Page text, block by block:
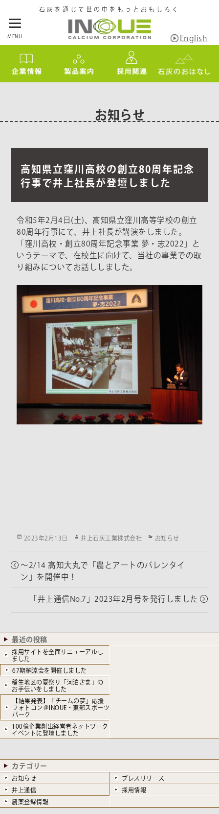
石灰を通じて世の中をもっとおもしろく
English
MENU
お知らせ
高知県立窪川高校の創立80周年記念
行事で井上社長が登壇しました
令和5年2月4日(土)、高知県立窪川高等学校の創立
80周年行事にて、井上社長が講演をしました。
「窪川高校・創立80周年記念事業 夢・志2022」と
いうテーマで、在校生に向けて、当社の事業での取
り組みについてお話ししました。
Posted
2023年2月13日 Author
井上石灰工業株式会社 Categories
お知らせ
～2/14 高知大丸で「農とアートのバレンタイ
ン」を開催中！
「井上通信No.7」2023年2月号を発行しました
最近の投稿
採用サイトを全面リニューアルし
ました
67期納涼会を開催しました
稲生地区の夏祭り「河泊さま」の
お手伝いをしました
【結果発表】「チームの夢」応援
フォトコン＠INOUE・東部スポーツ
パーク
100億企業創出経営者ネットワーク
イベントに登壇しました
カテゴリー
お知らせ
プレスリリース
井上通信
採用情報
農薬登録情報